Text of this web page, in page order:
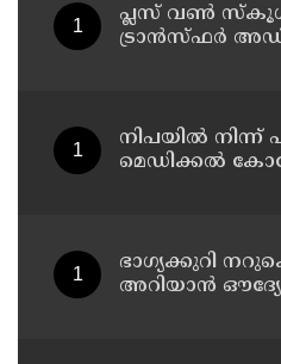
പ്ലസ് വൺ
ട്രാൻസ്ഫർ
നിപയിൽ
മെഡിക്കൽ
ഭാഗ്യക്കുറി
അറിയാൻ